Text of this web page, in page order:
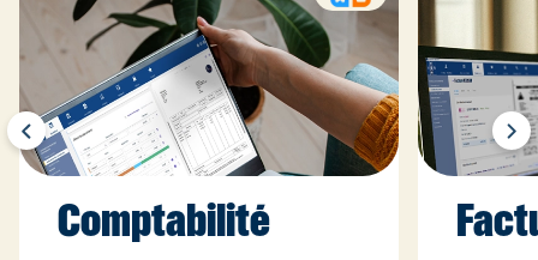
Comptabilité